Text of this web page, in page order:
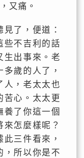
又痛。
了，便道：
些不吉利的話
生出事來。老
歲的人了，
人，老太太也
苦心。太太更
養了你這一個
怎麼樣呢？
三件看來，
，所以你是不